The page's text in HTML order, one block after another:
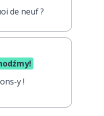
de neuf ?
y !